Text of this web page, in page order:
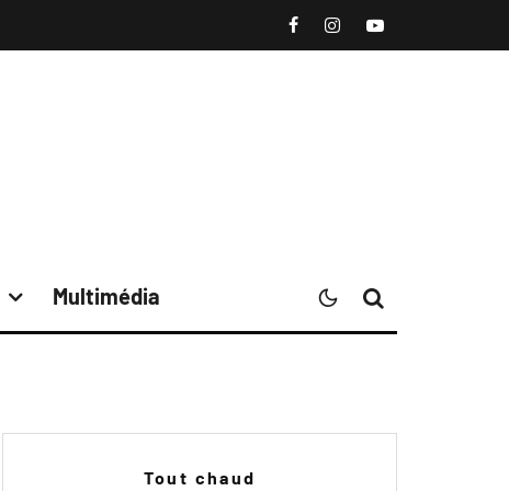
Multimédia
Tout chaud